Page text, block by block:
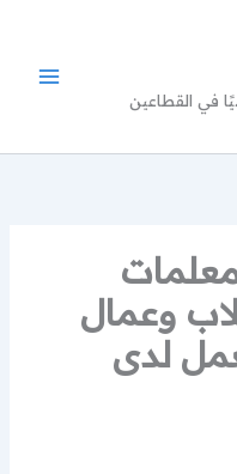
في القطاعين
وعمال
لدى